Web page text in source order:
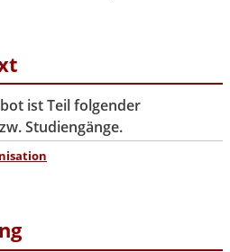
ist Teil folgender
Studiengänge.